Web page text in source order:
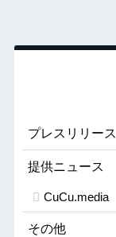
プレスリリース
提供ニュース
CuCu.media
その他